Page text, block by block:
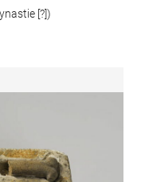
[?])